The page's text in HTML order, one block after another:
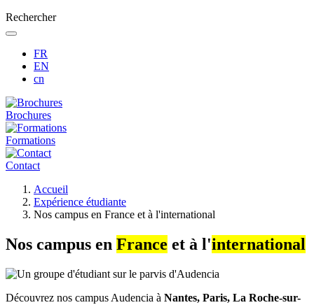
Rechercher
FR
EN
cn
Brochures
Formations
Contact
d'Ariane
Accueil
Expérience étudiante
Nos campus en France et à l'international
Nos campus en France et à l'international
Découvrez nos campus Audencia à Nantes, Paris, La Roche-sur-